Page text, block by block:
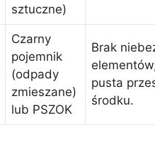
sztuczne)
Czarny
pojemnik
(odpady
zmieszane)
lub PSZOK
Brak
pusta
środku.